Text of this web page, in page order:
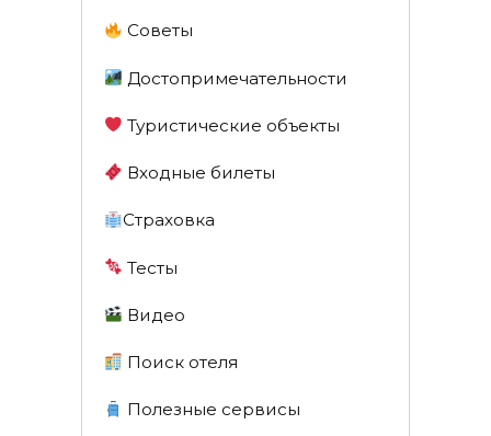
Советы
Достопримечательности
Туристические объекты
Входные билеты
Страховка
Тесты
Видео
Поиск отеля
Полезные сервисы